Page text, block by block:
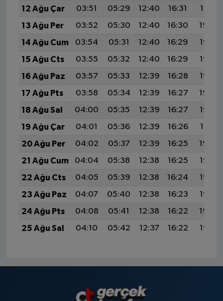
12 Ağu Çar
03:51 05:29 12:40 16:31
19:41
13 Ağu Per
03:52 05:30 12:40 16:30
19:40
14 Ağu Cum
03:54 05:31 12:40 16:29
19:38
15 Ağu Cts
03:55 05:32 12:40 16:29
19:37
16 Ağu Paz
03:57 05:33 12:39 16:28
19:35
17 Ağu Pts
03:58 05:34 12:39 16:27
19:34
18 Ağu Sal
04:00 05:35 12:39 16:27
19:33
19 Ağu Çar
04:01 05:36 12:39 16:26
19:31
20 Ağu Per
04:02 05:37 12:39 16:25
19:30
21 Ağu Cum
04:04 05:38 12:38 16:25
19:28
22 Ağu Cts
04:05 05:39 12:38 16:24
19:27
23 Ağu Paz
04:07 05:40 12:38 16:23
19:25
24 Ağu Pts
04:08 05:41 12:38 16:22
19:24
25 Ağu Sal
04:10 05:42 12:37 16:22 19:22